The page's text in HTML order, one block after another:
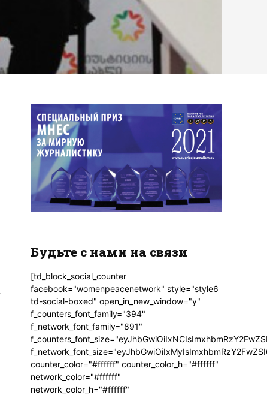
Будьте с нами на связи
[td_block_social_counter
facebook="womenpeacenetwork" style="style6
td-social-boxed" open_in_new_window="y"
f_counters_font_family="394"
f_network_font_family="891"
counter_color="#ffffff" counter_color_h="#ffffff"
network_color="#ffffff"
network_color_h="#ffffff"